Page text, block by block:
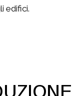
edifici.